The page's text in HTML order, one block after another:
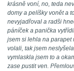
krásně voní, no, teda
domy a pelíšky vonět a
nevyjadřoval a radši
páníček a panička
jsem si lehla na parapet
volali, tak jsem
vymlaskla jsem to a
zase pustit ven.